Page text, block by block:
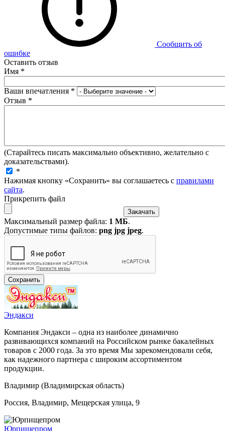
Сообщить об
ошибке
Оставить отзыв
Имя *
Ваши впечатления *
Отзыв *
(Старайтесь писать максимально объективно, желательно с
доказательствами).
*
Нажимая кнопку «Сохранить» вы соглашаетесь с правилами
сайта.
Прикрепить файл
Максимальный размер файла: 1 МБ.
Допустимые типы файлов: png jpg jpeg.
Эндакси
Компания Эндакси – одна из наиболее динамично
развивающихся компаний на Российском рынке бакалейных
товаров с 2000 года. За это время Мы зарекомендовали себя,
как надежного партнера с широким ассортиментом
продукции.
Владимир (Владимирская область)
Россия, Владимир, Мещерская улица, 9
Юрпищепром